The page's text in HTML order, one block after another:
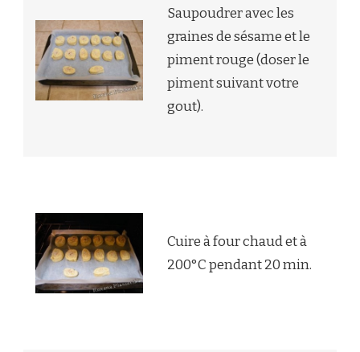
Saupoudrer avec les
graines de sésame et le
piment rouge (doser le
piment suivant votre
gout).
Cuire à four chaud et à
200°C pendant 20 min.